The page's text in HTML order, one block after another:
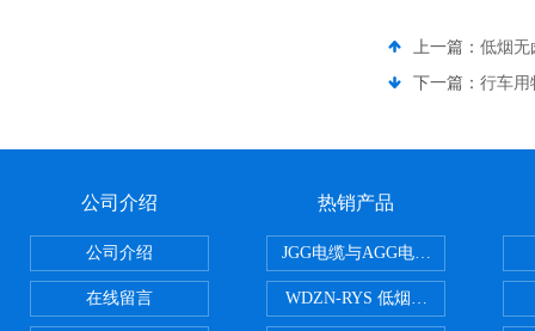
上一篇： 低烟无
下一篇： 行车用
公司介绍
公司介绍
在线留言
热销产品
JGG电缆与AGG电缆有什么区别
WDZN-RYS 低烟无卤耐火双绞线